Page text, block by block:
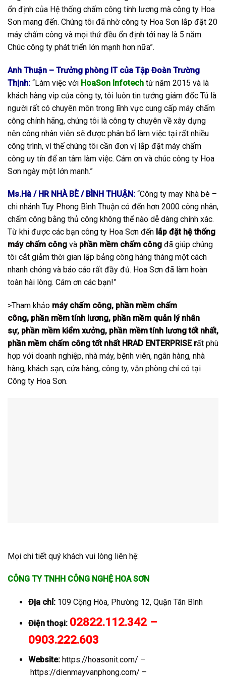
ổn định của Hệ thống chấm công tính lương mà công ty Hoa
Sơn mang đến. Chúng tôi đã nhờ công ty Hoa Sơn lắp đặt 20
máy chấm công và mọi thứ đều ổn định tới nay là 5 năm.
Chúc công ty phát triển lớn mạnh hơn nữa”.
Anh Thuận – Trưởng phòng IT của Tập Đoàn Trường
Thịnh: “Làm việc với HoaSon Infotech từ năm 2015 và là
khách hàng vip của công ty, tôi luôn tin tưởng giám đốc Tú là
người rất có chuyên môn trong lĩnh vực cung cấp máy chấm
công chính hãng, chúng tôi là công ty chuyên về xây dựng
nên công nhân viên sẽ được phân bổ làm việc tại rất nhiều
công trình, vì thế chúng tôi cần đơn vị lắp đặt máy chấm
công uy tín để an tâm làm việc. Cám ơn và chúc công ty Hoa
Sơn ngày một lớn manh.”
Ms.Hà / HR NHÀ BÈ / BÌNH THUẬN: “Công ty may Nhà bè –
chi nhánh Tuy Phong Bình Thuận có đến hơn 2000 công nhân,
chấm công bằng thủ công không thể nào dễ dàng chính xác.
Từ khi được các bạn công ty Hoa Sơn đến lắp đặt hệ thống
máy chấm công và phần mềm chấm công đã giúp chúng
tôi cắt giảm thời gian lập bảng công hàng tháng một cách
nhanh chóng và báo cáo rất đầy đủ. Hoa Sơn đã làm hoàn
toàn hài lòng. Cám ơn các bạn!”
>Tham khảo máy chấm công, phần mềm chấm
công, phần mềm tính lương, phần mềm quản lý nhân
sự, phần mềm kiểm xưởng, phần mềm tính lương tốt nhất,
phần mềm chấm công tốt nhất HRAD ENTERPRISE rất phù
hợp với doanh nghiệp, nhà máy, bệnh viên, ngân hàng, nhà
hàng, khách sạn, cửa hàng, công ty, văn phòng chỉ có tại
Công ty Hoa Sơn.
Mọi chi tiết quý khách vui lòng liên hệ:
CÔNG TY TNHH CÔNG NGHỆ HOA SƠN
Địa chỉ:109 Cộng Hòa, Phường 12, Quận Tân Bình
Điện thoại: 02822.112.342 –
0903.222.603
Website: https://hoasonit.com/ –
https://dienmayvanphong.com/ –